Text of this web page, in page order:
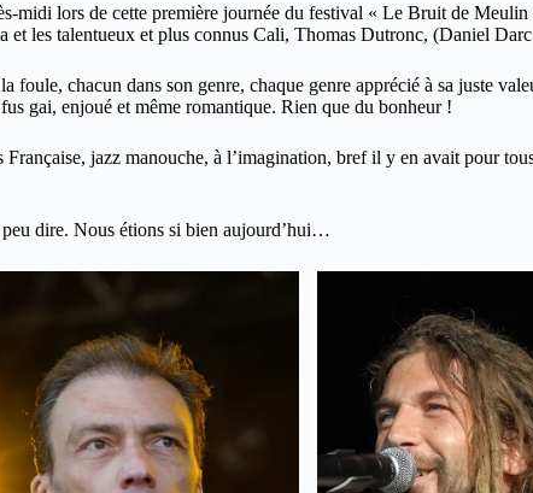
midi lors de cette première journée du festival « Le Bruit de
les talentueux et plus connus Cali, Thomas Dutronc, (Daniel Darc
foule, chacun dans son genre, chaque genre apprécié à sa juste
gai, enjoué et même romantique. Rien que du bonheur !
Française, jazz manouche, à l’imagination, bref il y en avait pour
peu dire. Nous étions si bien aujourd’hui…